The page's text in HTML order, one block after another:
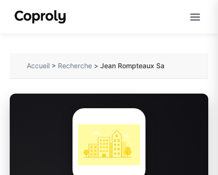
Accueil > Recherche >Jean Rompteaux Sa